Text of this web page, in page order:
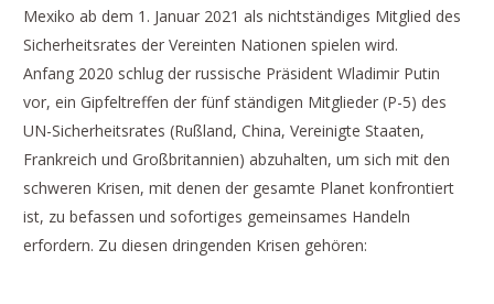
Mexiko ab dem 1. Januar 2021 als nichtständiges Mitglied des
Sicherheitsrates der Vereinten Nationen spielen wird.
Anfang 2020 schlug der russische Präsident Wladimir Putin
vor, ein Gipfeltreffen der fünf ständigen Mitglieder (P-5) des
UN-Sicherheitsrates (Rußland, China, Vereinigte Staaten,
Frankreich und Großbritannien) abzuhalten, um sich mit den
schweren Krisen, mit denen der gesamte Planet konfrontiert
ist, zu befassen und sofortiges gemeinsames Handeln
erfordern. Zu diesen dringenden Krisen gehören: